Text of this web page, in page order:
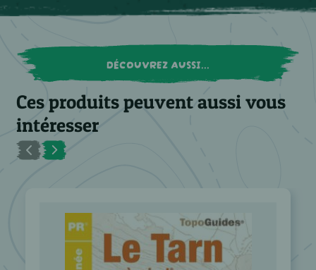
DÉCOUVREZ AUSSI...
Ces produits peuvent aussi vous
intéresser